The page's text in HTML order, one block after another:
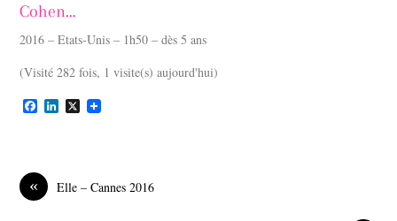
Cohen…
2016 – Etats-Unis – 1h50 – dès 5 ans
(Visité 282 fois, 1 visite(s) aujourd'hui)
F
o
o
k
L
I
X
« Elle – Cannes 2016